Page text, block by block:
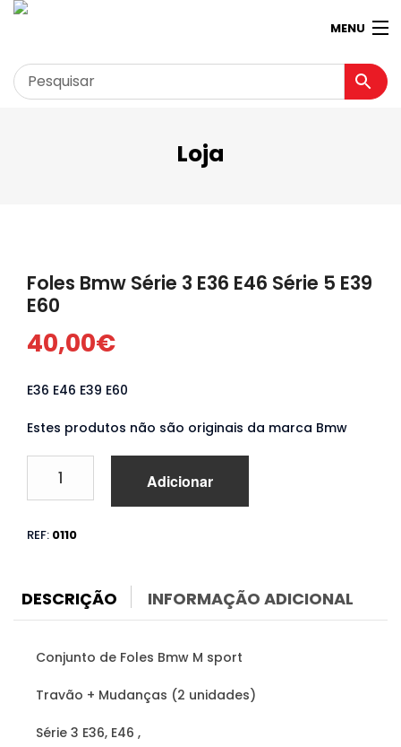
MENU
Garagem
Loja Virtual 360º
Loja
Foles Bmw Série 3 E36 E46 Série 5 E39
E60
40,00€
E36 E46 E39 E60
Estes produtos não são originais da marca Bmw
Foles
Série
E46
E39
Adicionar
REF: 0110
DESCRIÇÃO INFORMAÇÃO ADICIONAL
Conjunto de Foles Bmw M sport
Travão + Mudanças (2 unidades)
Série 3 E36, E46 ,